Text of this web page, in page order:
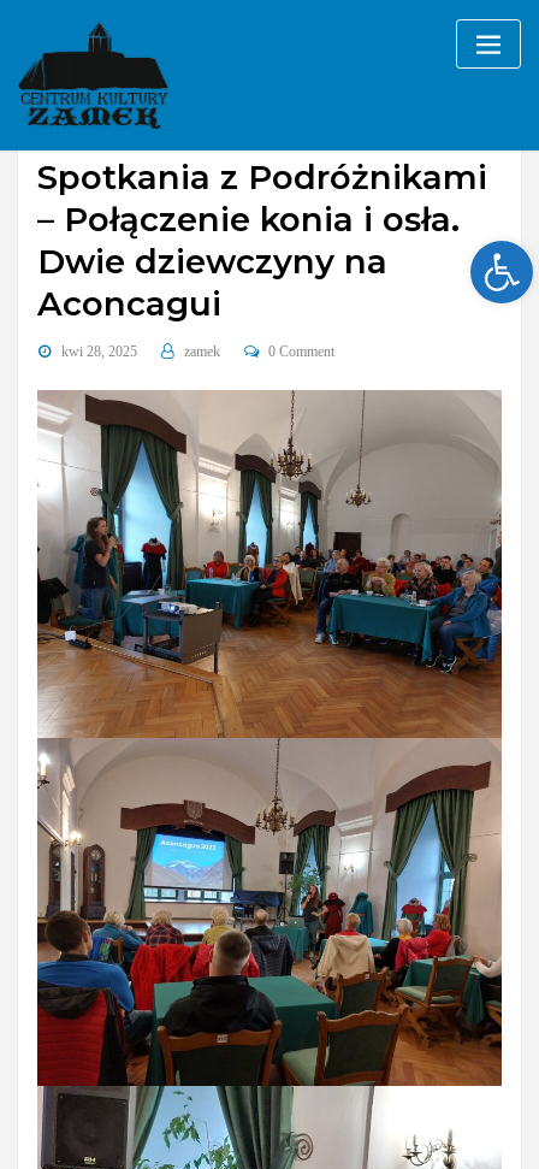
content
Galerie wydarzenia cykliczne
Spotkania z Podróżnikami
– Połączenie konia i osła.
Dwie dziewczyny na
Aconcagui
kwi 28, 2025 zamek 0 Comment